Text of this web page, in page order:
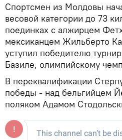
Спортсмен из Молдовы
весовой категории до 73
поединках с алжирцем
мексиканцем Жильберто
уступил победителю
Базиле, олимпийскому
В переквалификации
победы - над бельгийцем
поляком Адамом